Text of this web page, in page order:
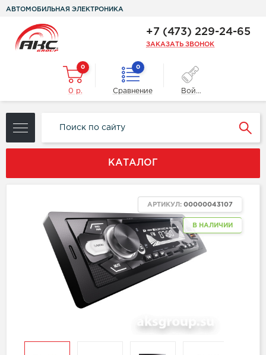
АВТОМОБИЛЬНАЯ ЭЛЕКТРОНИКА
+7 (473) 229-24-65
ЗАКАЗАТЬ ЗВОНОК
0
0 р.
0
Сравнение Войти
КАТАЛОГ
В НАЛИЧИИ
АРТИКУЛ: 00000043107